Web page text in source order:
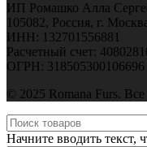
ИП Ромашко Алла
105082, Россия, г.
ИНН: 132701556881
Расчетный счет:
ОГРН: 318505300106696
© 2025 Romana Furs.
Начните вводить текст,